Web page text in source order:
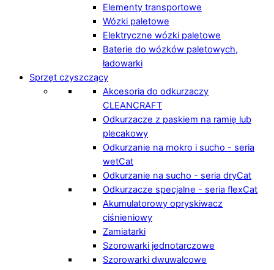
Elementy transportowe
Wózki paletowe
Elektryczne wózki paletowe
Baterie do wózków paletowych,
ładowarki
Sprzęt czyszczący
Akcesoria do odkurzaczy
CLEANCRAFT
Odkurzacze z paskiem na ramię lub
plecakowy
Odkurzanie na mokro i sucho - seria
wetCat
Odkurzanie na sucho - seria dryCat
Odkurzacze specjalne - seria flexCat
Akumulatorowy opryskiwacz
ciśnieniowy
Zamiatarki
Szorowarki jednotarczowe
Szorowarki dwuwalcowe